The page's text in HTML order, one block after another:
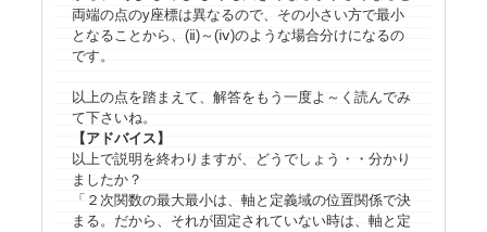
両端の点のy座標は異なるので、その小さい方で最小
となることから、(ⅱ)～(ⅳ)のような場合分けになるの
です。
以上の点を踏まえて、解答をもう一度よ～く読んでみ
て下さいね。
【アドバイス】
以上で説明を終わりますが、どうでしょう・・分かり
ましたか？
「２次関数の最大最小は、軸と定義域の位置関係で決
まる。だから、それが固定されていない時は、軸と定